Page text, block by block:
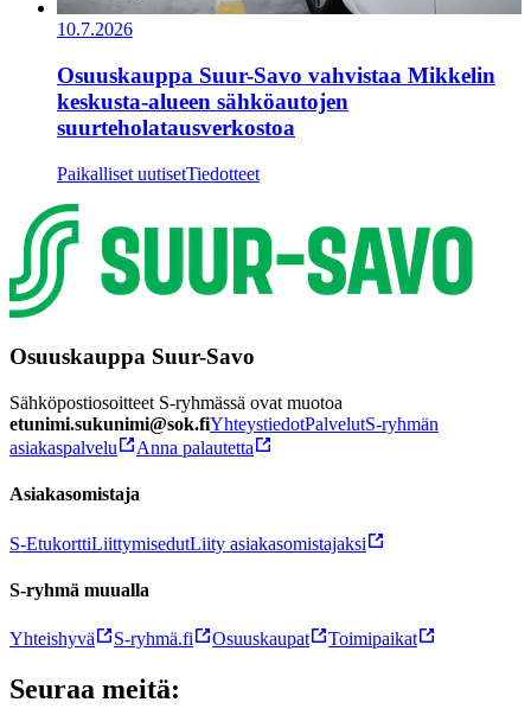
10.7.2026
Osuuskauppa Suur-Savo vahvistaa Mikkelin
keskusta-alueen sähköautojen
suurteholatausverkostoa
Paikalliset uutisetTiedotteet
Osuuskauppa Suur-Savo
Sähköpostiosoitteet S-ryhmässä ovat muotoa
etunimi.sukunimi@sok.fiYhteystiedotPalvelutS-ryhmän
asiakaspalvelu
Anna palautetta
Asiakasomistaja
S-EtukorttiLiittymisedutLiity asiakasomistajaksi
S-ryhmä muualla
Yhteishyvä S-ryhmä.fi Osuuskaupat Toimipaikat
Seuraa meitä: